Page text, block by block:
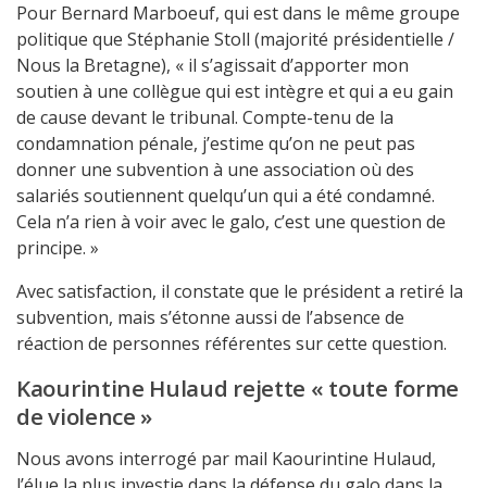
Pour Bernard Marboeuf, qui est dans le même groupe
politique que Stéphanie Stoll (majorité présidentielle /
Nous la Bretagne), « il s’agissait d’apporter mon
soutien à une collègue qui est intègre et qui a eu gain
de cause devant le tribunal. Compte-tenu de la
condamnation pénale, j’estime qu’on ne peut pas
donner une subvention à une association où des
salariés soutiennent quelqu’un qui a été condamné.
Cela n’a rien à voir avec le galo, c’est une question de
principe. »
Avec satisfaction, il constate que le président a retiré la
subvention, mais s’étonne aussi de l’absence de
réaction de personnes référentes sur cette question.
Kaourintine Hulaud rejette « toute forme
de violence »
Nous avons interrogé par mail Kaourintine Hulaud,